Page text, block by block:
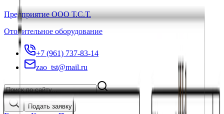
Предприятие ООО Т.С.Т.
Отопительное оборудование
+7 (961) 737-83-14
zao_tst@mail.ru
Подать заявку